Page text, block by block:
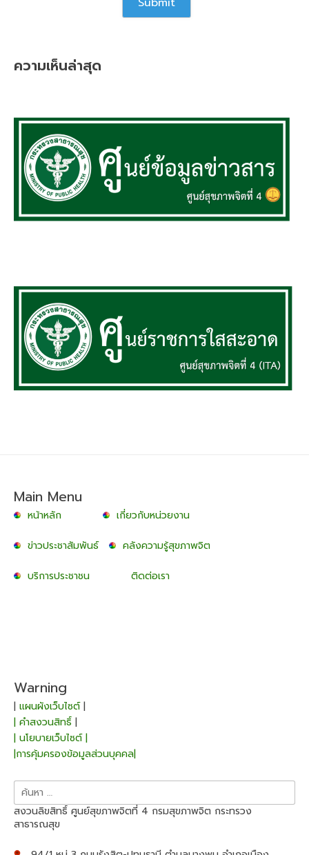
ความเห็นล่าสุด
Main Menu
หน้าหลัก เกี่ยวกับหน่วยงาน
ข่าวประชาสัมพันธ์ คลังความรู้สุขภาพจิต
บริการประชาชน ติดต่อเรา
Warning
| แผนผังเว็บไซต์|
| คำสงวนสิทธิ์ |
| นโยบายเว็บไซต์ |
|การคุ้มครองข้อมูลส่วนบุคคล|
ค้นหา
สำหรับ:
สงวนลิขสิทธิ์ ศูนย์สุขภาพจิตที่ 4 กรมสุขภาพจิต กระทรวง
สาธารณสุข